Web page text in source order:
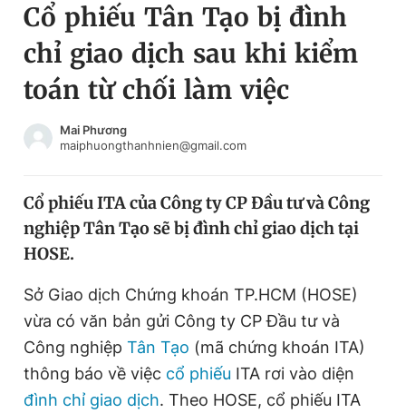
Chuyên mục
Chuyên mục khác
Chào ngày mới
Video Magazine
Sản phẩm khác
Tiện ích Bạn cần biết
Thông tin tòa soạn Liên hệ quảng cáo
Đổi mật khẩu
Tin đã lưu
Đăng xuất
Cổ phiếu Tân Tạo bị đình
chỉ giao dịch sau khi kiểm
toán từ chối làm việc
Mai Phương
maiphuongthanhnien@gmail.com
Cổ phiếu ITA của Công ty CP Đầu tư và Công
nghiệp Tân Tạo sẽ bị đình chỉ giao dịch tại
HOSE.
Sở Giao dịch Chứng khoán TP.HCM (HOSE)
vừa có văn bản gửi Công ty CP Đầu tư và
Công nghiệp Tân Tạo (mã chứng khoán ITA)
thông báo về việc cổ phiếu ITA rơi vào diện
đình chỉ giao dịch. Theo HOSE, cổ phiếu ITA